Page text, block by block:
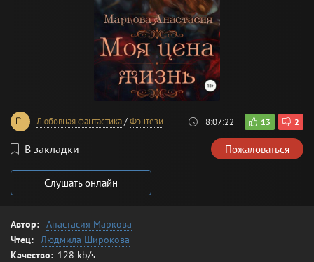
Любовная фантастика/Фэнтези 8:07:22 13 2
В закладки Пожаловаться
Слушать онлайн
Автор: Анастасия Маркова
Чтец: Людмила Широкова
Качество: 128 kb/s